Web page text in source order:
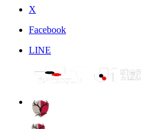
X
Facebook
LINE